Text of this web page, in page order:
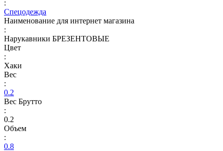
:
Спецодежда
Наименование для интернет магазина
:
Нарукавники БРЕЗЕНТОВЫЕ
Цвет
:
Хаки
Вес
:
0.2
Вес Брутто
:
0.2
Объем
:
0.8